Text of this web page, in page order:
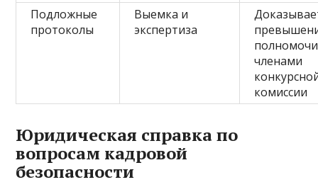
Подложные
протоколы
Выемка и
экспертиза
членами
комиссии
Юридическая справка по
вопросам кадровой
безопасности